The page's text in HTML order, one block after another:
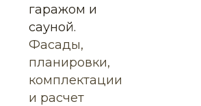
гаражом и
сауной.
Фасады,
планировки,
комплектации
и расчет